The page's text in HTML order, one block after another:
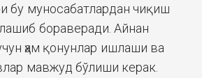
бу муносабатлардан чиқиш
бораверади. Айнан
ҳам қонунлар ишлаши ва
мавжуд бўлиши керак.